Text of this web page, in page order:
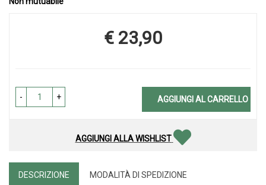
Prezzo
€ 23,90
- + AGGIUNGI AL CARRELLO
AGGIUNGI ALLA WISHLIST
DESCRIZIONE MODALITÀ DI SPEDIZIONE